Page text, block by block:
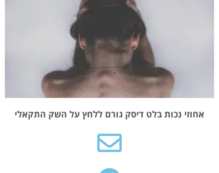
אחוזי נכות בלט דיסק גורם ללחץ על השק התקאלי